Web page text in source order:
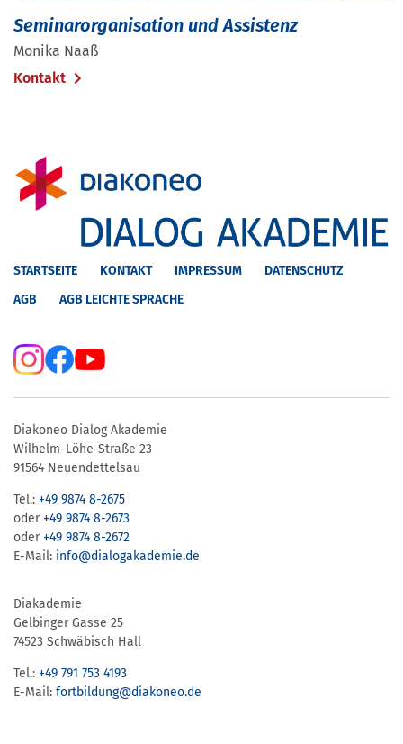
Seminarorganisation und Assistenz
Monika Naaß
Kontakt
STARTSEITE KONTAKT IMPRESSUM
DATENSCHUTZ
AGB
AGB LEICHTE SPRACHE
Diakoneo Dialog Akademie
Wilhelm-Löhe-Straße 23
91564 Neuendettelsau
Tel.: +49 9874 8-2675
oder+49 9874 8-2673
oder+49 9874 8-2672
E-Mail: info@dialogakademie.de
Diakademie
Gelbinger Gasse 25
74523 Schwäbisch Hall
Tel.: +49 791 753 4193
E-Mail: fortbildung@diakoneo.de